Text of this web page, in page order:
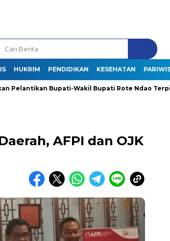
HUKRIM PENDIDIKAN KESEHATAN
Bupati-Wakil Bupati Rote Ndao Terpilih
AFPI dan OJK